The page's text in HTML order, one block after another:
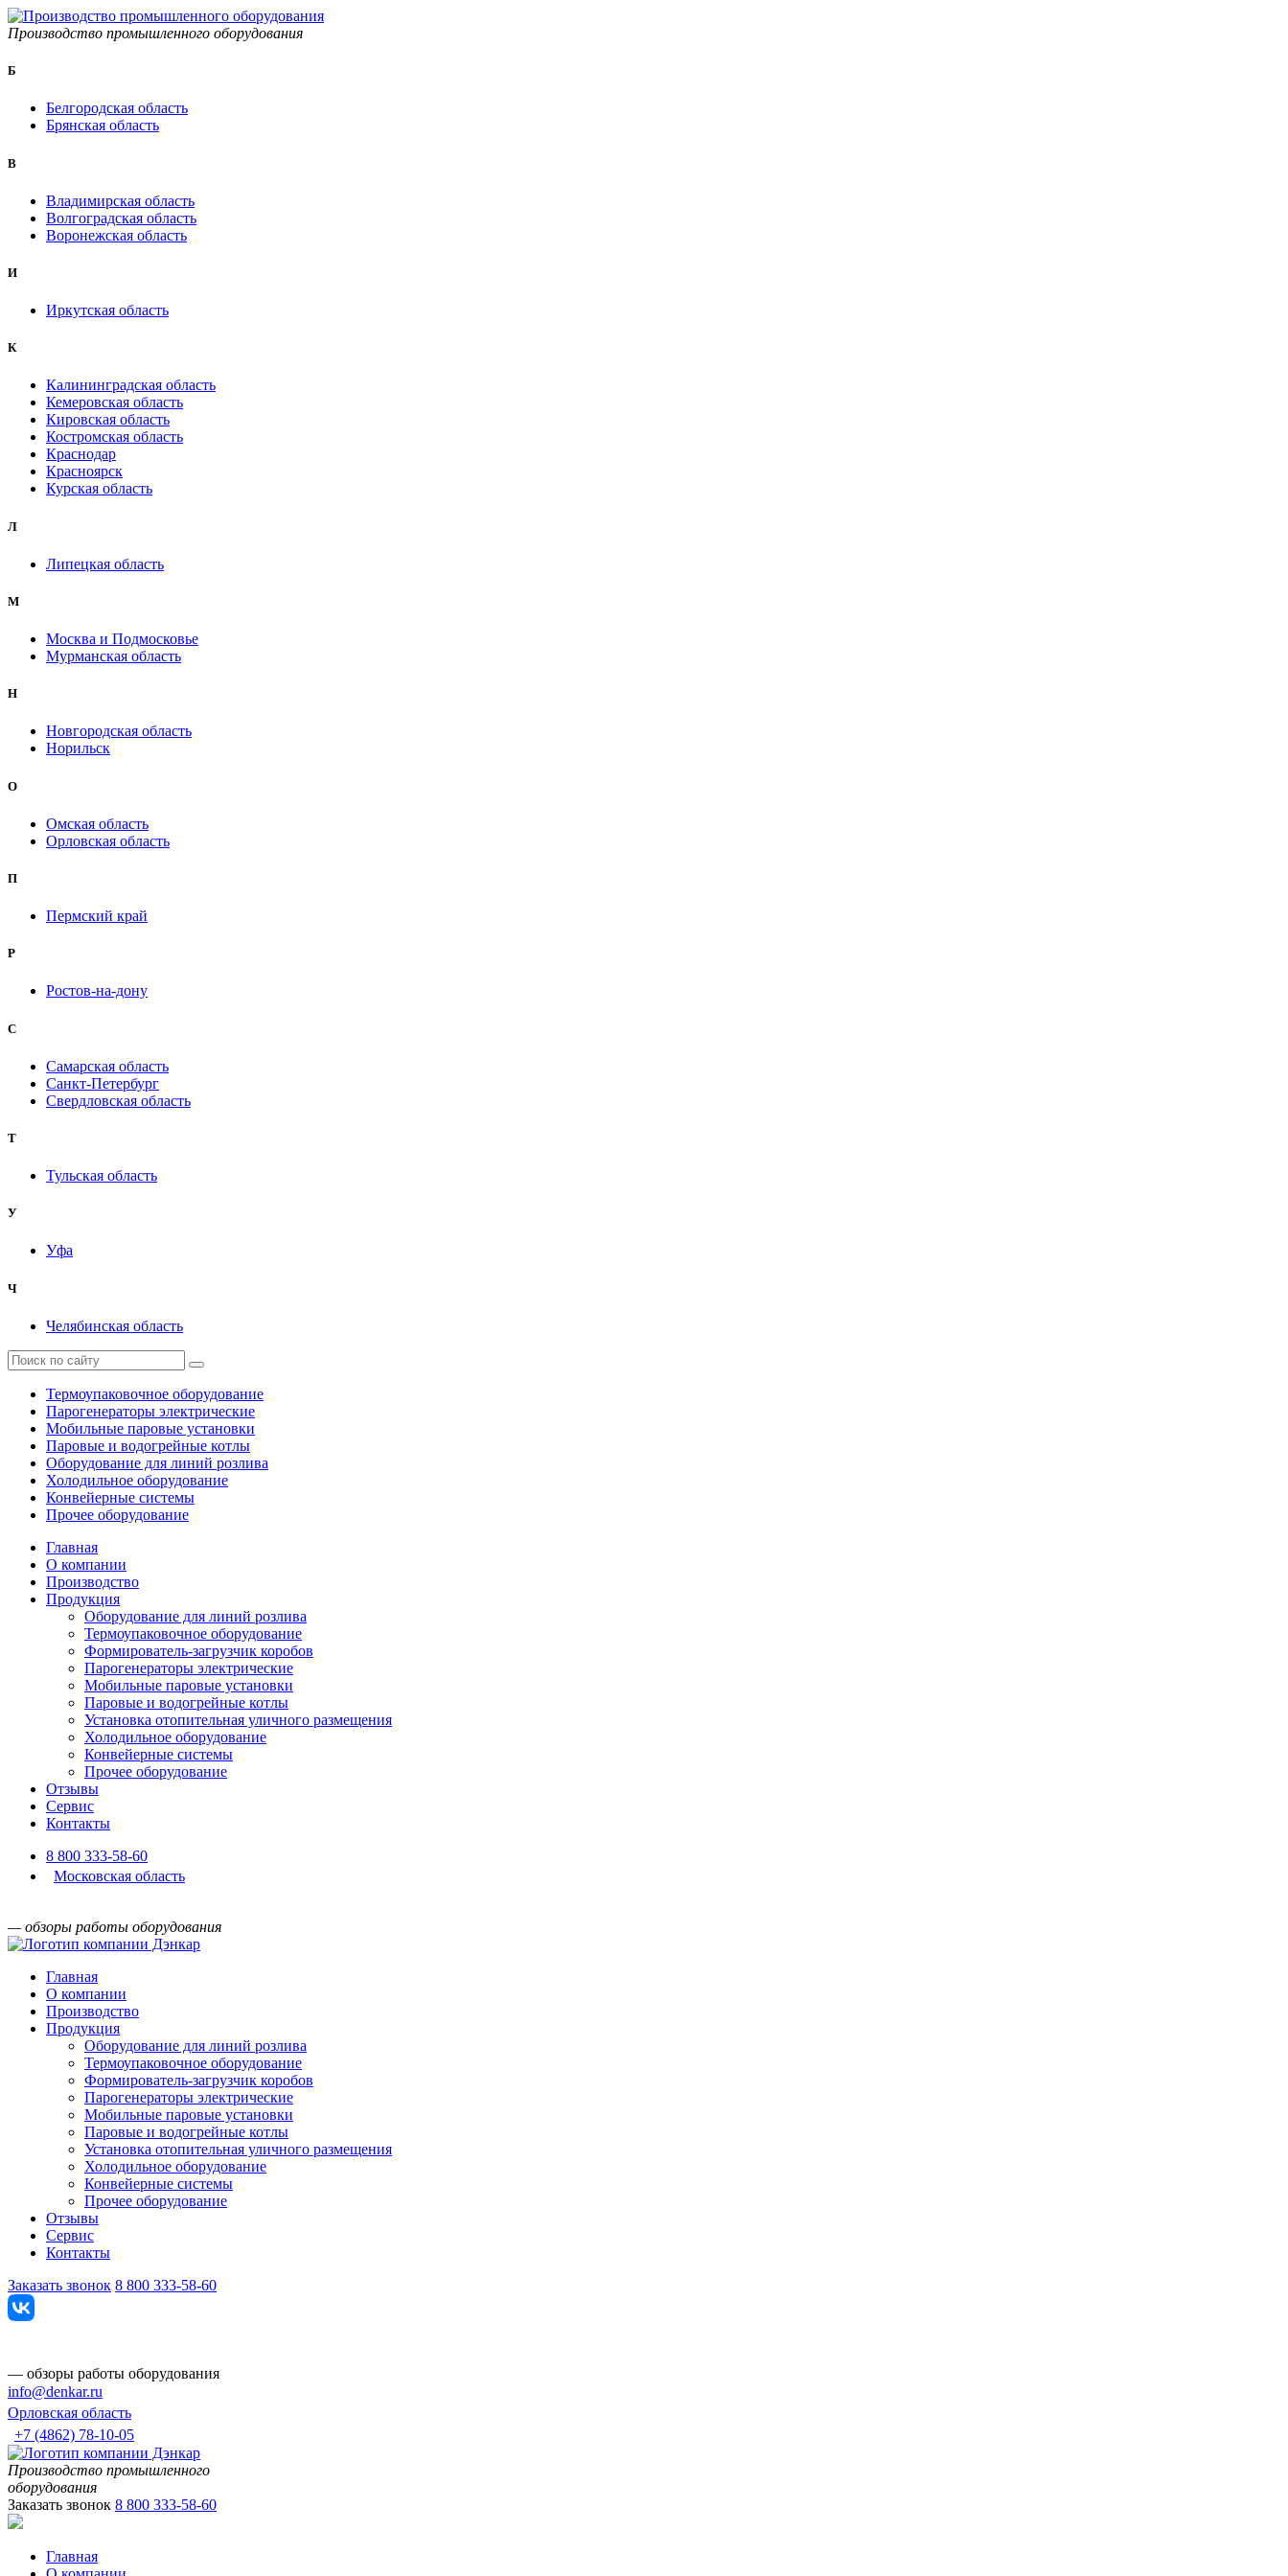
Производство промышленного оборудования
Б
Белгородская область
Брянская область
B
Владимирская область
Волгоградская область
Воронежская область
И
Иркутская область
К
Калининградская область
Кемеровская область
Кировская область
Костромская область
Краснодар
Красноярск
Курская область
Л
Липецкая область
М
Москва и Подмосковье
Мурманская область
Н
Новгородская область
Норильск
О
Омская область
Орловская область
П
Пермский край
Р
Ростов-на-дону
С
Самарская область
Санкт-Петербург
Свердловская область
Т
Тульская область
У
Уфа
Ч
Челябинская область
Термоупаковочное оборудование
Парогенераторы электрические
Мобильные паровые установки
Паровые и водогрейные котлы
Оборудование для линий розлива
Холодильное оборудование
Конвейерные системы
Прочее оборудование
Главная
О компании
Производство
Продукция
Оборудование для линий розлива
Термоупаковочное оборудование
Формирователь-загрузчик коробов
Парогенераторы электрические
Мобильные паровые установки
Паровые и водогрейные котлы
Установка отопительная уличного размещения
Холодильное оборудование
Конвейерные системы
Прочее оборудование
Отзывы
Сервис
Контакты
8 800 333-58-60
Московская область
— обзоры работы оборудования
Главная
О компании
Производство
Продукция
Оборудование для линий розлива
Термоупаковочное оборудование
Формирователь-загрузчик коробов
Парогенераторы электрические
Мобильные паровые установки
Паровые и водогрейные котлы
Установка отопительная уличного размещения
Холодильное оборудование
Конвейерные системы
Прочее оборудование
Отзывы
Сервис
Контакты
Заказать звонок 8 800 333-58-60
— обзоры работы оборудования
info@denkar.ru
Орловская область
+7 (4862) 78-10-05
Производство промышленного
оборудования
Заказать звонок 8 800 333-58-60
Главная